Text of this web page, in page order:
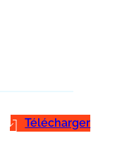
Télécharger